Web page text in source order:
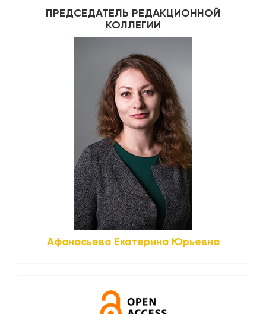
ПРЕДСЕДАТЕЛЬ РЕДАКЦИОННОЙ
КОЛЛЕГИИ
Афанасьева Екатерина Юрьевна